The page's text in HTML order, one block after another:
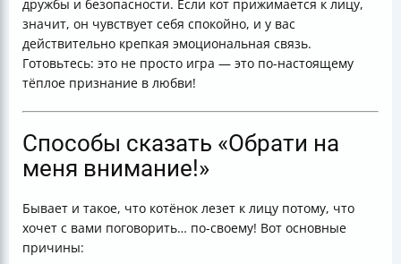
дружбы и безопасности. Если кот прижимается к лицу,
значит, он чувствует себя спокойно, и у вас
действительно крепкая эмоциональная связь.
Готовьтесь: это не просто игра — это по-настоящему
тёплое признание в любви!
Способы сказать «Обрати на
меня внимание!»
Бывает и такое, что котёнок лезет к лицу потому, что
хочет с вами поговорить… по-своему! Вот основные
причины: